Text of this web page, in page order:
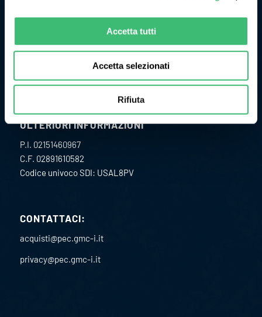
Accetta tutti
Accetta selezionati
Rifiuta
chimica per lo sviluppo e la realizzazione di strumenti per la
misura ed il controllo delle grandezze fisiche di processo.
ULTERIORI INFORMAZIONI
P.I. 02151460967
C.F. 02891610582
Codice univoco SDI: USAL8PV
CONTATTACI:
acquisti@pec.gmc-i.it
privacy@pec.gmc-i.it